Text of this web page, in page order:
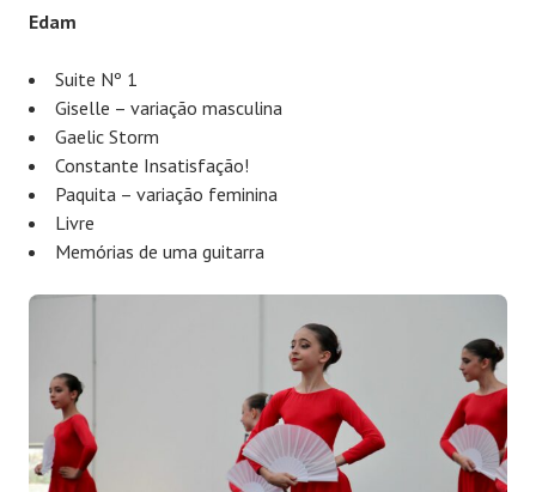
Edam
Suite Nº 1
Giselle – variação masculina
Gaelic Storm
Constante Insatisfação!
Paquita – variação feminina
Livre
Memórias de uma guitarra